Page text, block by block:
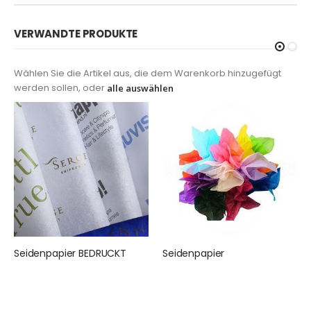
VERWANDTE PRODUKTE
Wählen Sie die Artikel aus, die dem Warenkorb hinzugefügt
werden sollen, oder alle auswählen
Seidenpapier BEDRUCKT Seidenpapier